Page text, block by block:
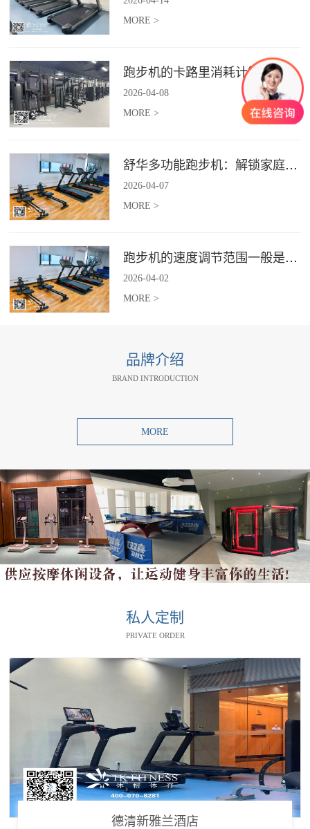
MORE >
跑步机的卡路里消耗计算准确吗？
2026-04-08
MORE >
舒华多功能跑步机：解锁家庭健身新体验（体楷体育）
2026-04-07
MORE >
跑步机的速度调节范围一般是多少？
2026-04-02
MORE >
品牌介绍
BRAND INTRODUCTION
MORE
私人定制
PRIVATE ORDER
德清新雅兰酒店